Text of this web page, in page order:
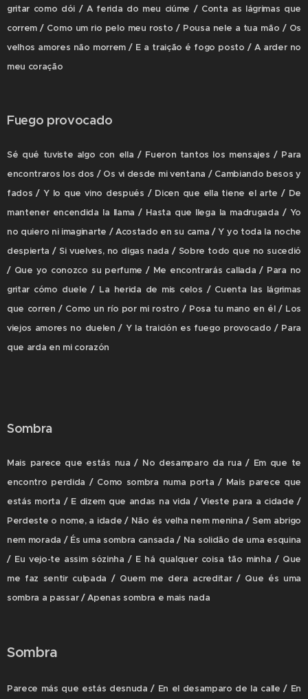
gritar como dói / A ferida do meu ciúme / Conta as lágrimas que
correm / Como um rio pelo meu rosto / Pousa nele a tua mão / Os
velhos amores não morrem / E a traição é fogo posto / A arder no
meu coração
Fuego provocado
Sé qué tuviste algo con ella / Fueron tantos los mensajes / Para
encontraros los dos / Os vi desde mi ventana / Cambiando besos y
fados / Y lo que vino después / Dicen que ella tiene el arte / De
mantener encendida la llama / Hasta que llega la madrugada / Yo
no quiero ni imaginarte / Acostado en su cama / Y yo toda la noche
despierta / Si vuelves, no digas nada / Sobre todo que no sucedió
/ Que yo conozco su perfume / Me encontrarás callada / Para no
gritar cómo duele / La herida de mis celos / Cuenta las lágrimas
que corren / Como un río por mi rostro / Posa tu mano en él / Los
viejos amores no duelen / Y la traición es fuego provocado / Para
que arda en mi corazón
Sombra
Mais parece que estás nua / No desamparo da rua / Em que te
encontro perdida / Como sombra numa porta / Mais parece que
estás morta / E dizem que andas na vida / Vieste para a cidade /
Perdeste o nome, a idade / Não és velha nem menina / Sem abrigo
nem morada / És uma sombra cansada / Na solidão de uma esquina
/ Eu vejo-te assim sózinha / E há qualquer coisa tão minha / Que
me faz sentir culpada / Quem me dera acreditar / Que és uma
sombra a passar / Apenas sombra e mais nada
Sombra
Parece más que estás desnuda / En el desamparo de la calle / En